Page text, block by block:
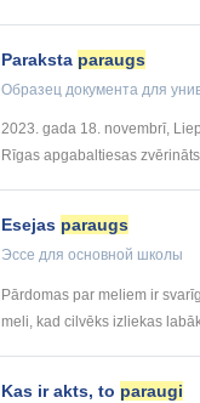
Paraksta paraugs
Образец документа для
2023. gada 18. novembrī,
Rīgas apgabaltiesas
Esejas paraugs
Эссе для основной школы
Pārdomas par meliem ir
meli, kad cilvēks izliekas
Kas ir akts, to paraugi